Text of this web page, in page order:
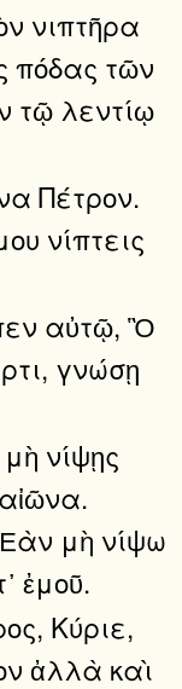
νιπτῆρα
πόδας τῶν
τῷ λεντίῳ
Πέτρον.
νίπτεις
αὐτῷ, Ὃ
γνώσῃ
νίψῃς
μὴ νίψω
ἐμοῦ.
Κύριε,
ἀλλὰ καὶ